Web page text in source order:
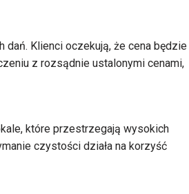
Klienci oczekują, że cena będzie
z rozsądnie ustalonymi cenami,
które przestrzegają wysokich
czystości działa na korzyść